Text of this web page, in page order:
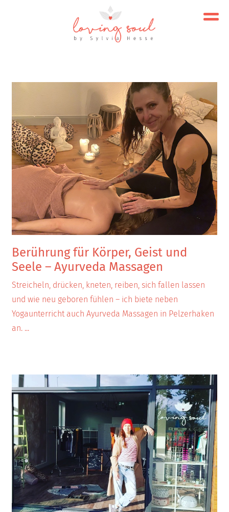
Berührung für Körper, Geist und
Seele – Ayurveda Massagen
Streicheln, drücken, kneten, reiben, sich fallen lassen
und wie neu geboren fühlen – ich biete neben
Yogaunterricht auch Ayurveda Massagen in Pelzerhaken
an. ...